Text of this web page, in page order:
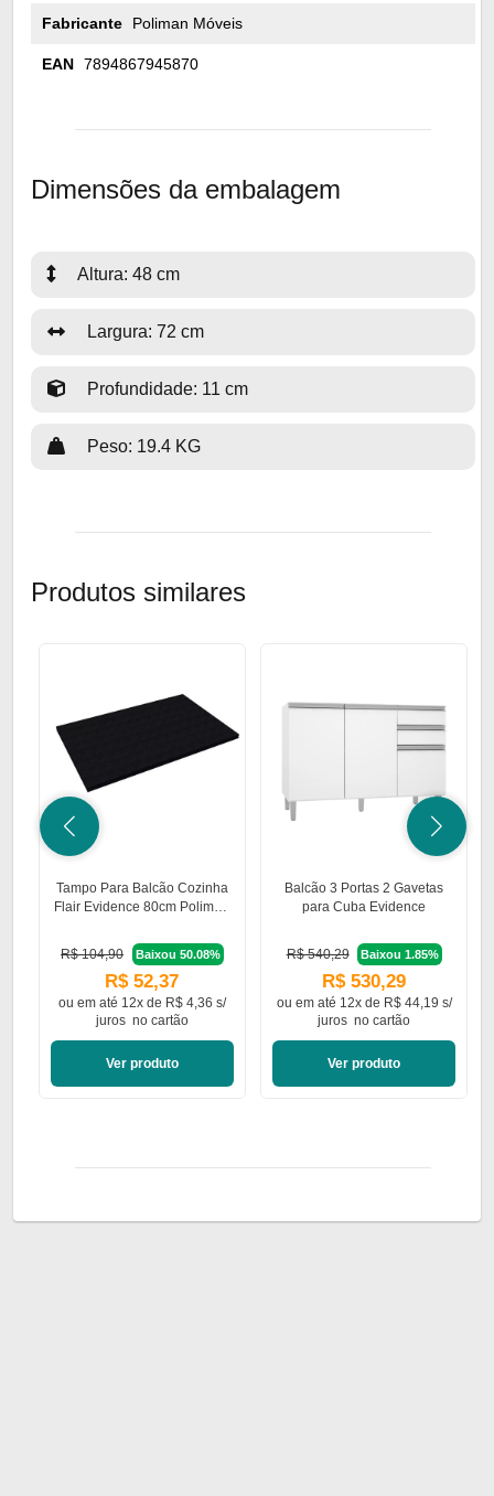
Fabricante Poliman Móveis
EAN 7894867945870
Dimensões da embalagem
Altura: 48 cm
Largura: 72 cm
Profundidade: 11 cm
Peso: 19.4 KG
Produtos similares
Tampo Para Balcão Cozinha
Flair Evidence 80cm Poliman
R$ 104,90
Baixou 50.08%
R$ 52,37
ou ematé 12x de R$ 4,36 s/
juros no cartão
Ver produto
Balcão 3 Portas 2 Gavetas
para Cuba Evidence
R$ 540,29 Baixou 1.85%
R$ 530,29
ou ematé 12x de R$ 44,19 s/
juros no cartão
Ver produto